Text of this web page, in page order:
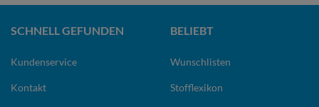
SCHNELL GEFUNDEN
Kundenservice
Kontakt
BELIEBT
Wunschlisten
Stofflexikon